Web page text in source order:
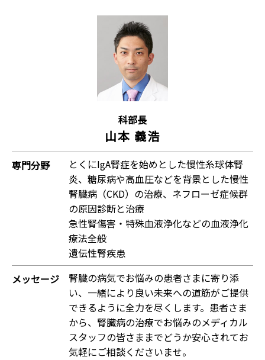
科部長
山本 義浩
専門分野
とくにIgA腎症を始めとした慢性糸球体腎
炎、糖尿病や高血圧などを背景とした慢性
腎臓病（CKD）の治療、ネフローゼ症候群
の原因診断と治療
急性腎傷害・特殊血液浄化などの血液浄化
療法全般
遺伝性腎疾患
メッセージ
腎臓の病気でお悩みの患者さまに寄り添
い、一緒により良い未来への道筋がご提供
できるように全力を尽くします。患者さま
から、腎臓病の治療でお悩みのメディカル
スタッフの皆さままでどうか安心されてお
気軽にご相談くださいませ。